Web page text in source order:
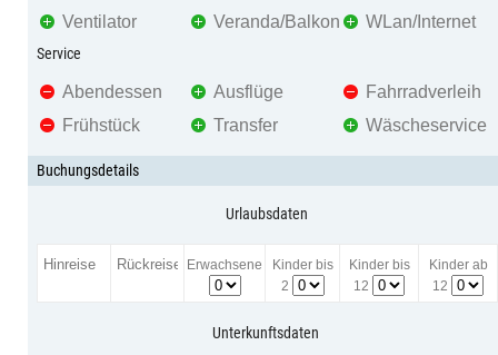
Ventilator
Veranda/Balkon WLan/Internet
Service
Abendessen Ausflüge
Fahrradverleih
Frühstück
Transfer Wäscheservice
Buchungsdetails
Urlaubsdaten
Erwachsene
Kinder bis
2
Kinder bis
12
Kinder ab
12
Unterkunftsdaten